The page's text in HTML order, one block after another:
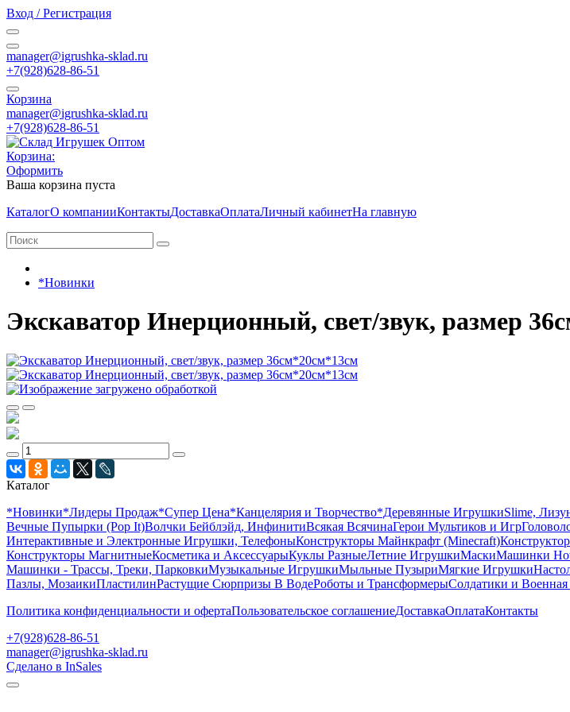
Вход / Регистрация
manager@igrushka-sklad.ru
+7(928)628-86-51
Корзина
manager@igrushka-sklad.ru
+7(928)628-86-51
Корзина:
Оформить
Ваша корзина пуста
КаталогО компанииКонтактыДоставкаОплатаЛичный кабинетНа главную
*Новинки
Экскаватор Инерционный, свет/звук, размер
Каталог
*Новинки*Лидеры Продаж*Супер Цена*Канцелярия и Творчество*Деревянные ИгрушкиSlime,
Вечные Пупырки (Pop It)Волчки Бейблэйд, ИнфинитиВсякая ВсячинаГерои Мультиков и Игр
Интерактивные и Электронные Игрушки, ТелефоныКонструкторы Майнкрафт (Minecraft)
Конструкторы МагнитныеКосметика и АксессуарыКуклы РазныеЛетние ИгрушкиМаскиМашинки
Машинки - Трассы, Треки, ПарковкиМузыкальные ИгрушкиМыльные ПузыриМягкие Игрушки
Пазлы, МозаикиПластилинРастущие Сюрпризы В ВодеРоботы и ТрансформерыСолдатики и Военная
Политика конфиденциальности и офертаПользовательское соглашениеДоставкаОплатаКонтакты
+7(928)628-86-51
manager@igrushka-sklad.ru
Сделано в InSales